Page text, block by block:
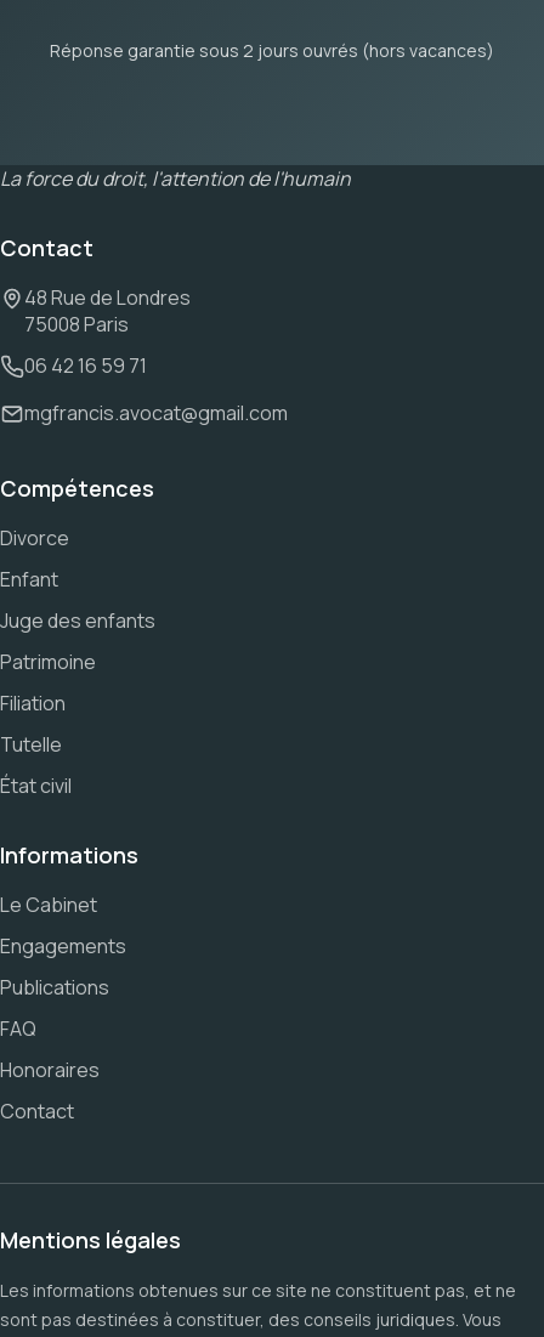
Réponse garantie sous 2 jours ouvrés (hors vacances)
La force du droit, l'attention de l'humain
Contact
48 Rue de Londres
75008 Paris
06 42 16 59 71
mgfrancis.avocat@gmail.com
Compétences
Divorce
Enfant
Juge des enfants
Patrimoine
Filiation
Tutelle
État civil
Informations
Le Cabinet
Engagements
Publications
FAQ
Honoraires
Contact
Mentions légales
Les informations obtenues sur ce site ne constituent pas, et ne
sont pas destinées à constituer, des conseils juridiques. Vous